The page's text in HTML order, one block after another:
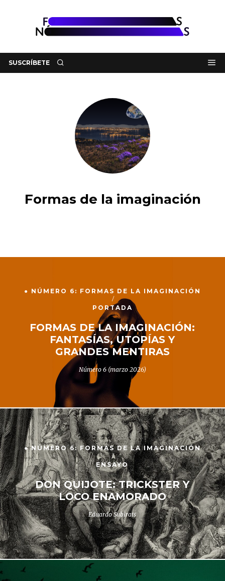
SUSCRÍBETE
Formas de la imaginación
● NÚMERO 6: FORMAS DE LA IMAGINACIÓN
PORTADA
FORMAS DE LA IMAGINACIÓN:
FANTASÍAS, UTOPÍAS Y
GRANDES MENTIRAS
Número 6 (marzo 2026)
● NÚMERO 6: FORMAS DE LA IMAGINACIÓN
ENSAYO
DON QUIJOTE: TRICKSTER Y
LOCO ENAMORADO
Eduardo Subirats